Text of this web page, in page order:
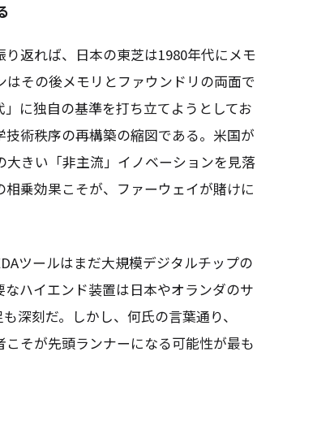
返れば、日本の東芝は1980年代にメモ
その後メモリとファウンドリの両面で
に独自の基準を打ち立てようとしてお
術秩序の再構築の縮図である。米国が
きい「非主流」イノベーションを見落
乗効果こそが、ファーウェイが賭けに
ツールはまだ大規模デジタルチップの
ハイエンド装置は日本やオランダのサ
深刻だ。しかし、何氏の言葉通り、
こそが先頭ランナーになる可能性が最も